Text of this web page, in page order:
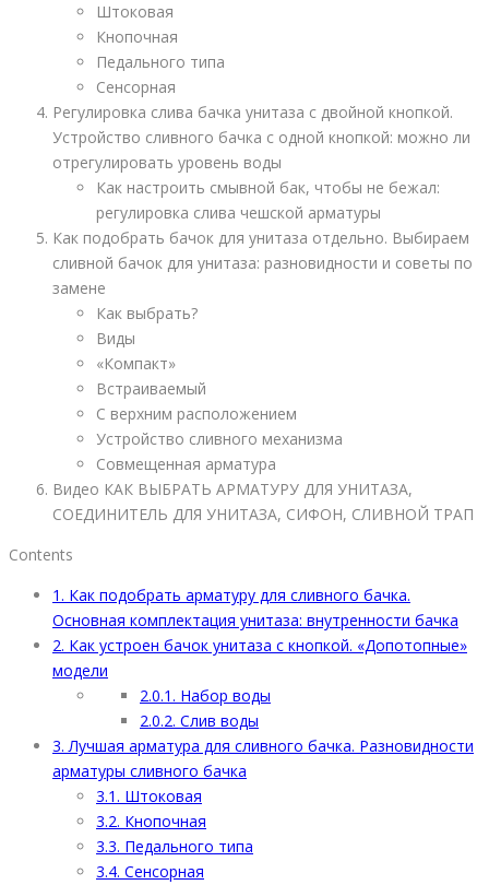
Штоковая
Кнопочная
Педального типа
Сенсорная
Регулировка слива бачка унитаза с двойной кнопкой.
Устройство сливного бачка с одной кнопкой: можно ли
отрегулировать уровень воды
Как настроить смывной бак, чтобы не бежал:
регулировка слива чешской арматуры
Как подобрать бачок для унитаза отдельно. Выбираем
сливной бачок для унитаза: разновидности и советы по
замене
Как выбрать?
Виды
«Компакт»
Встраиваемый
С верхним расположением
Устройство сливного механизма
Совмещенная арматура
Видео КАК ВЫБРАТЬ АРМАТУРУ ДЛЯ УНИТАЗА,
СОЕДИНИТЕЛЬ ДЛЯ УНИТАЗА, СИФОН, СЛИВНОЙ ТРАП
Contents
1. Как подобрать арматуру для сливного бачка.
Основная комплектация унитаза: внутренности бачка
2. Как устроен бачок унитаза с кнопкой. «Допотопные»
модели
2.0.1. Набор воды
2.0.2. Слив воды
3. Лучшая арматура для сливного бачка. Разновидности
арматуры сливного бачка
3.1. Штоковая
3.2. Кнопочная
3.3. Педального типа
3.4. Сенсорная